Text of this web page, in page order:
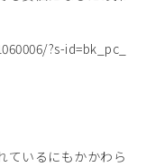
?s-id=bk_pc_
ているにもかかわら